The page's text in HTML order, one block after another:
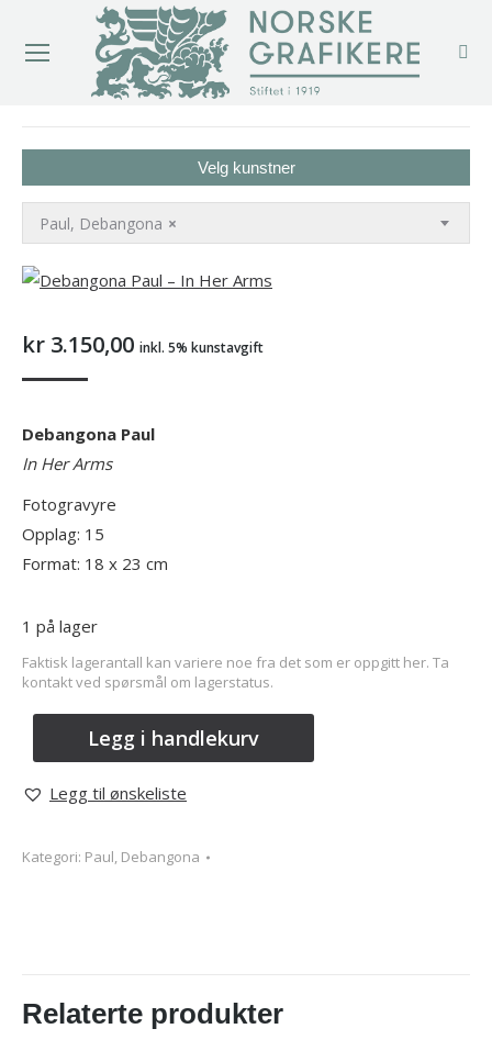
Velg kunstner
×
Paul, Debangona
kr 3.150,00 inkl. 5% kunstavgift
Debangona Paul
In Her Arms
Fotogravyre
Opplag: 15
Format: 18 x 23 cm
1 på lager
Faktisk lagerantall kan variere noe fra det som er oppgitt her. Ta
kontakt ved spørsmål om lagerstatus.
Legg i handlekurv
Legg til ønskeliste
Kategori: Paul, Debangona
Relaterte produkter